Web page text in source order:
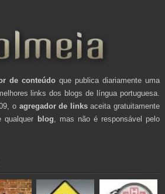
de conteúdo que publica diariamente uma
links dos blogs de língua portuguesa.
o agregador de linksaceita gratuitamente
qualquer blog , mas não é responsável pelo